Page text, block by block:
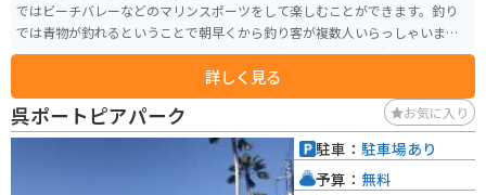
ではビーチバレーなどのマリンスポーツをして楽しむことができます。釣り
では青物が釣れるということで朝早くから釣り客が複数人いらっしゃいまし
た。下に落とせばカワハギなども狙うことが出来、初心者から経験者まで楽
詳しく見る
呉ポートピアパーク お気に入り
駐車： 駐車場あり
予算： 無料